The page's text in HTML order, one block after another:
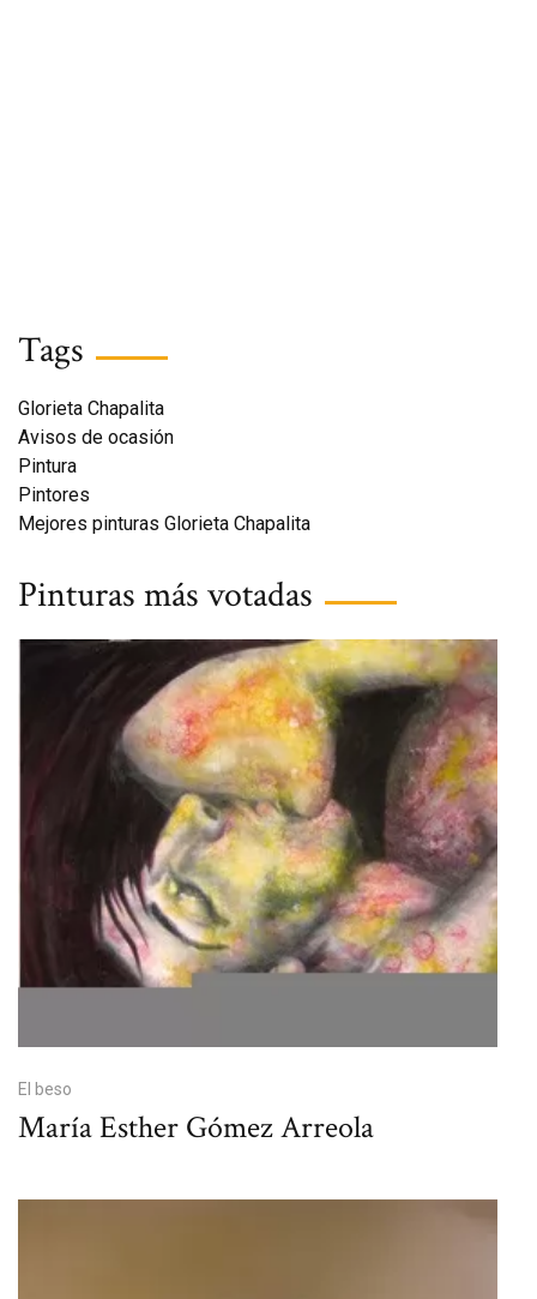
Tags
Glorieta Chapalita
Avisos de ocasión
Pintura
Pintores
Mejores pinturas Glorieta Chapalita
Pinturas más votadas
El beso
María Esther Gómez Arreola